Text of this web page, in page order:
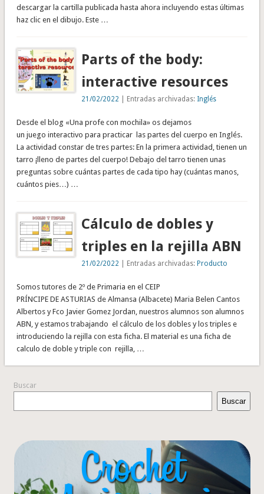
descargar la cartilla publicada hasta ahora incluyendo estas últimas
haz clic en el dibujo. Este …
Parts of the body:
interactive resources
21/02/2022 | Entradas archivadas: Inglés
Desde el blog «Una profe con mochila» os dejamos
un juego interactivo para practicar las partes del cuerpo en Inglés.
La actividad constar de tres partes: En la primera actividad, tienen un
tarro ¡lleno de partes del cuerpo! Debajo del tarro tienen unas
preguntas sobre cuántas partes de cada tipo hay (cuántas manos,
cuántos pies…) …
Cálculo de dobles y
triples en la rejilla ABN
21/02/2022 | Entradas archivadas:Producto
Somos tutores de 2º de Primaria en el CEIP
PRÍNCIPE DE ASTURIAS de Almansa (Albacete) Maria Belen Cantos
Albertos y Fco Javier Gomez Jordan, nuestros alumnos son alumnos
ABN, y estamos trabajando el cálculo de los dobles y los triples e
introduciendo la rejilla con esta ficha. El material es una ficha de
calculo de doble y triple con rejilla, …
Buscar
Buscar